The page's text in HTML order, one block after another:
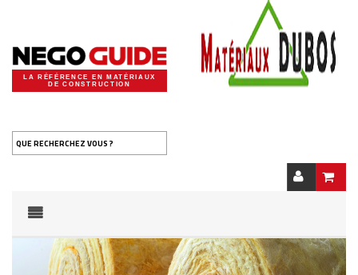
LA RÉFÉRENCE EN MATÉRIAUX
DE CONSTRUCTION
QUE RECHERCHEZ VOUS ?